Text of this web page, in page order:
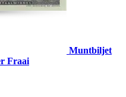
Muntbiljet
Fraai